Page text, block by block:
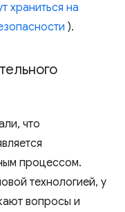
храниться на
).
что
процессом.
технологией, у
вопросы и